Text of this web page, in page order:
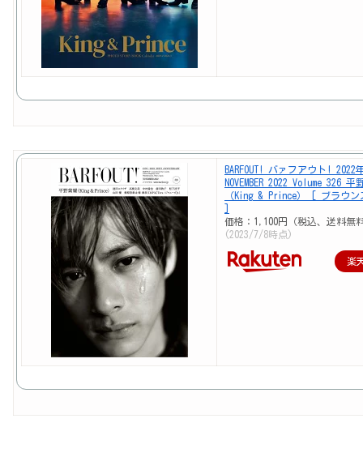
BARFOUT! バァフアウト! 2022
NOVEMBER 2022 Volume 326 平
（King & Prince） [ ブラウン
]
価格：1,100円（税込、送料無
(2023/7/8時点)
楽